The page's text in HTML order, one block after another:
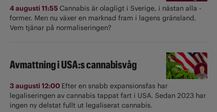
4 augusti 11:55 Cannabis är olagligt i ­Sverige, i nästan alla ­
former. Men nu växer en marknad fram i lagens gränsland.
Vem tjänar på normaliseringen?
Avmattning i USA:s cannabisvåg
3 augusti 12:00 Efter en snabb expansionsfas har
legaliseringen av cannabis tappat fart i USA. Sedan 2023 har
ingen ny delstat fullt ut ­legaliserat cannabis.